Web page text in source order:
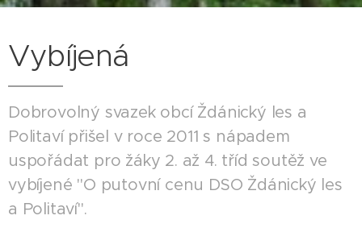
Vybíjená
Dobrovolný svazek obcí Ždánický les a
Politaví přišel v roce 2011 s nápadem
uspořádat pro žáky 2. až 4. tříd soutěž ve
vybíjené "O putovní cenu DSO Ždánický les
a Politaví".